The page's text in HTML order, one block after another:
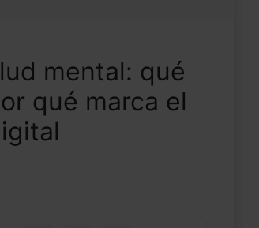
mental: qué
qué marca el